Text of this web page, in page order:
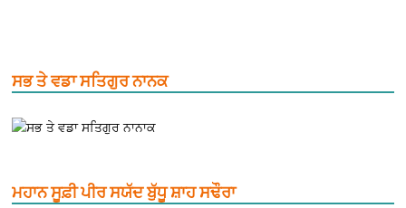
ਸਭ ਤੇ ਵਡਾ ਸਤਿਗੁਰ ਨਾਨਕ
ਮਹਾਨ ਸੂਫ਼ੀ ਪੀਰ ਸਯੱਦ ਬੁੱਧੂ ਸ਼ਾਹ ਸਢੌਰਾ